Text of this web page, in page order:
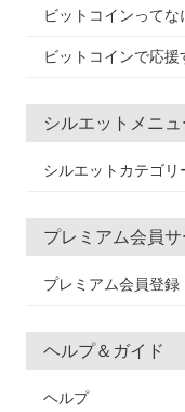
ビットコインってな
ビットコインで応援
シルエットメニュ
シルエットカテゴリ
プレミアム会員サ
プレミアム会員登録
ヘルプ＆ガイド
ヘルプ